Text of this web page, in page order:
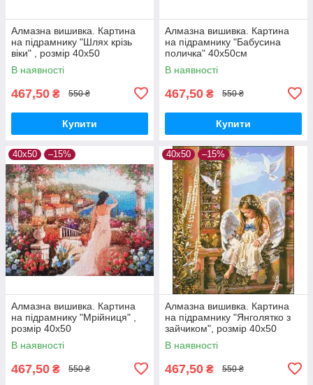
Алмазна вишивка. Картина
на підрамнику "Шлях крізь
віки" , розмір 40х50
В наявності
467,50 ₴ 550 ₴
Купити
Алмазна вишивка. Картина
на підрамнику "Бабусина
поличка" 40x50см
В наявності
467,50 ₴ 550 ₴
Купити
40х50 –15%
Алмазна вишивка. Картина
на підрамнику "Мрійниця" ,
розмір 40х50
В наявності
467,50 ₴ 550 ₴
40х50 –15%
Алмазна вишивка. Картина
на підрамнику "Янголятко з
зайчиком", розмір 40х50
В наявності
467,50 ₴ 550 ₴